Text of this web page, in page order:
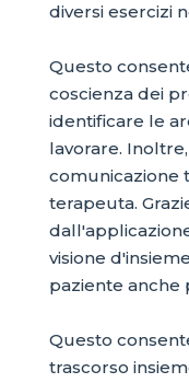
diversi esercizi
Questo
coscienza dei
identificare le
lavorare.
comunicazione
terapeuta.
visione
paziente anche
Questo
trascorso